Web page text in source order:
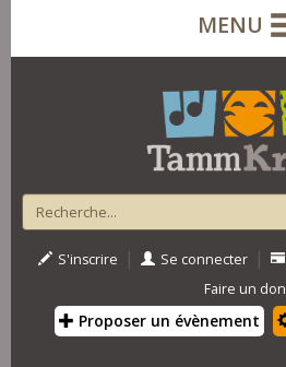
MENU
S'inscrire | Se connecter |
Faire un don
Proposer un évènement